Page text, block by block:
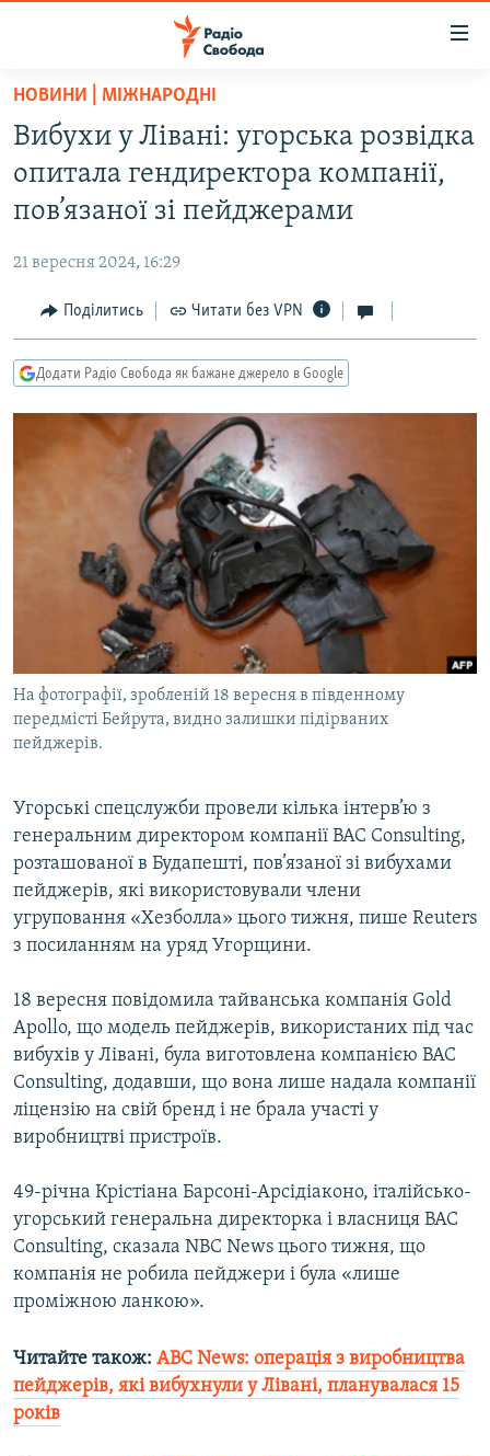
Перейти
основного
матеріалу
Перейти
до
основної
навігації
Перейти
до
пошуку
РАДІО СВОБОДА – 70 РОКІВ
ВСЕ ЗА ДОБУ
СТАТТІ
ЕКОНОМІКА
СУСПІЛЬСТВО
РОСІЙСЬКА «ФІЛЬТРАЦІЯ»
ДОНБАС.РЕАЛІЇ
ТИ ЯК?
КИТАЙ.ВИКЛИКИ
МУЛЬТИМЕДІА
СПЕЦПРОЄКТИ
ПОДКАСТИ
КРИМ РЕАЛІЇ
РУС
УКР
КТАТ
Усі сайти RFE/RL
НОВИНИ | МІЖНАРОДНІ
Вибухи у Лівані: угорська розвідка
опитала гендиректора компанії,
пов’язаної зі пейджерами
21 вересня 2024, 16:29
Поділитись Читати без VPN
Додати Радіо Свобода як бажане джерело в Google
На фотографії, зробленій 18 вересня в південному
передмісті Бейрута, видно залишки підірваних
пейджерів.
Угорські спецслужби провели кілька інтерв’ю з
генеральним директором компанії BAC Consulting,
розташованої в Будапешті, пов’язаної зі вибухами
пейджерів, які використовували члени
угруповання «Хезболла» цього тижня, пише Reuters
з посиланням на уряд Угорщини.
18 вересня повідомила тайванська компанія Gold
Apollo, що модель пейджерів, використаних під час
вибухів у Лівані, була виготовлена компанією BAC
Consulting, додавши, що вона лише надала компанії
ліцензію на свій бренд і не брала участі у
виробництві пристроїв.
49-річна Крістіана Барсоні-Арсідіаконо, італійсько-
угорський генеральна директорка і власниця BAC
Consulting, сказала NBC News цього тижня, що
компанія не робила пейджери і була «лише
проміжною ланкою».
Читайте також: ABC News: операція з виробництва
пейджерів, які вибухнули у Лівані, планувалася 15
років